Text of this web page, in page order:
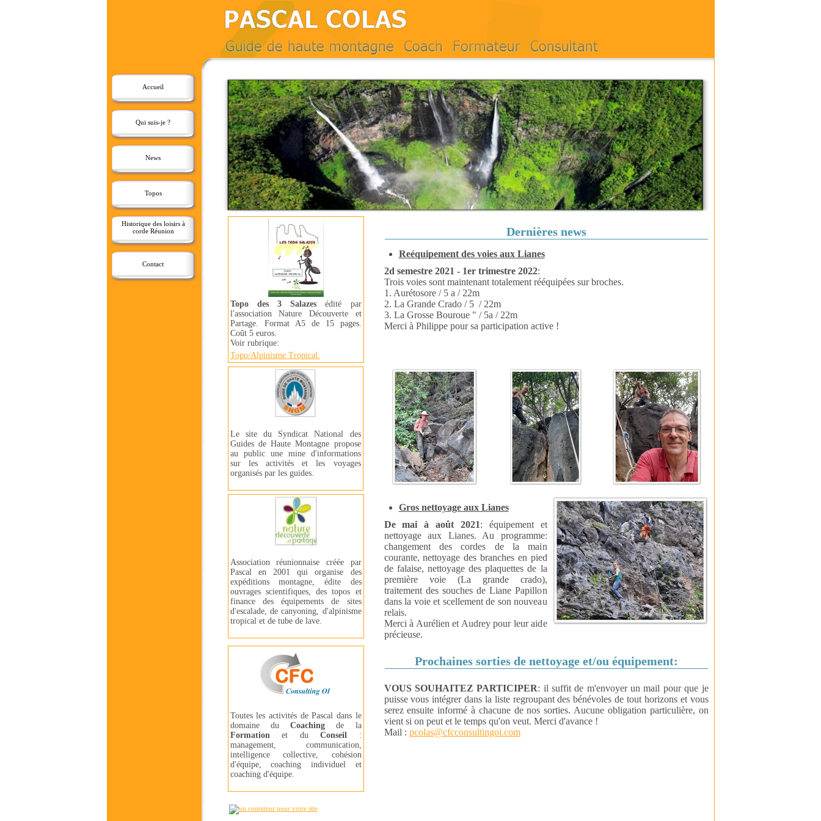
Accueil
Qui suis-je ?
News
Topos
Historique des loisirs à
corde Réunion
Contact
Topo des 3 Salazes édité par
l'association Nature Découverte et
Partage. Format A5 de 15 pages.
Coût 5 euros.
Voir rubrique:
Topo/Alpinisme Tropical.
Dernières news
Reéquipement des voies aux Lianes
2d semestre 2021 - 1er trimestre 2022:
Trois voies sont maintenant totalement rééquipées sur broches.
1. Aurétosore / 5 a / 22m
2. La Grande Crado / 5 / 22m
3. La Grosse Bouroue " / 5a / 22m
Merci à Philippe pour sa participation active !
Le site du Syndicat National des
Guides de Haute Montagne propose
au public une mine d'informations
sur les activités et les voyages
organisés par les guides.
Association réunionnaise créée par
Pascal en 2001 qui organise des
expéditions montagne, édite des
ouvrages scientifiques, des topos et
finance des équipements de sites
d'escalade, de canyoning, d'alpinisme
tropical et de tube de lave.
Gros nettoyage aux Lianes
De mai à août 2021: équipement et
nettoyage aux Lianes. Au programme:
changement des cordes de la main
courante, nettoyage des branches en pied
de falaise, nettoyage des plaquettes de la
première voie (La grande crado),
traitement des souches de Liane Papillon
dans la voie et scellement de son nouveau
relais.
Merci à Aurélien et Audrey pour leur aide
précieuse.
Toutes les activités de Pascal dans le
domaine du Coaching de la
Formation et du Conseil :
management, communication,
intelligence collective, cohésion
d'équipe, coaching individuel et
coaching d'équipe.
Prochaines sorties de nettoyage et/ou équipement:
VOUS SOUHAITEZ PARTICIPER: il suffit de m'envoyer un mail pour que je
puisse vous intégrer dans la liste regroupant des bénévoles de tout horizons et vous
serez ensuite informé à chacune de nos sorties. Aucune obligation particulière, on
vient si on peut et le temps qu'on veut. Merci d'avance !
Mail : pcolas@cfcconsultingoi.com